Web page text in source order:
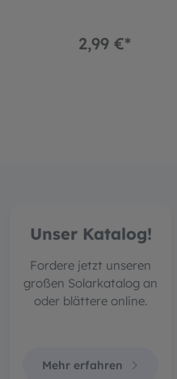
2,99 €*
Unser Katalog!
Fordere jetzt unseren
großen Solarkatalog an
oder blättere online.
Mehr erfahren